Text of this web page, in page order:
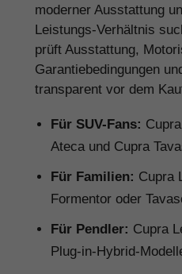
moderner Ausstattung
Leistungs-Verhältnis
prüft Ausstattung,
Garantiebedingungen
transparent vor dem
Für SUV-Fans:
Ateca und Cupra
Für Familien: Cupra
Formentor oder
Für Pendler: Cupra
Plug-in-Hybrid-